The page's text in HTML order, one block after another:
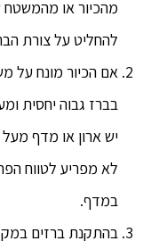
מהכיור או מהמשטח
להחליט על צורת
אם הכיור מונח על
בברז גבוה יחסית
יש ארון או מדף
לא מפריע לטווח
במדף.
בהתקנת ברזים